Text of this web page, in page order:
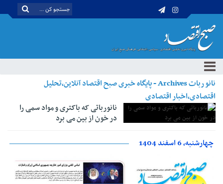
نانو ربات Archives - پایگاه خبری صبح اقتصاد آنلاین،تحلیل
اقتصادی،اخبار اقتصادی
نانورباتی که باکتری و مواد سمی را
در خون از بین می برد
چهارشنبه، 6 اسفند 1404